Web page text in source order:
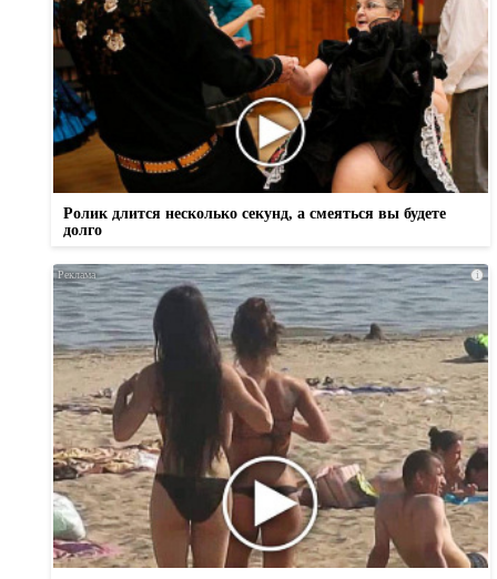
Ролик длится несколько секунд, а смеяться вы будете
долго
i